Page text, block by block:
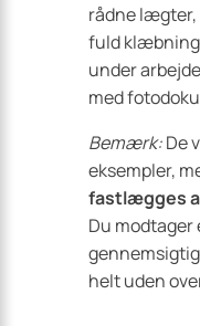
rådne lægter,
fuld
under
med
Bemærk:De
eksempler,
fastlægges
Du
helt uden